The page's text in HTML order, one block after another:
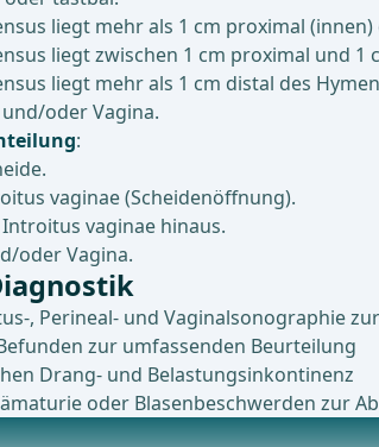
liegt mehr als 1 cm proximal
liegt zwischen 1 cm proximal und 1
liegt mehr als 1 cm distal des
oder Vagina.
:
vaginae (Scheidenöffnung).
vaginae hinaus.
oder Vagina.
, Perineal- und Vaginalsonographie
zur umfassenden Beurteilung
Drang- und Belastungsinkontinenz
oder Blasenbeschwerden zur